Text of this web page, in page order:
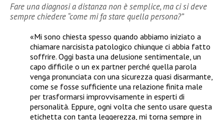
Fare una diagnosi a distanza non è semplice, ma ci si deve
sempre chiedere “come mi fa stare quella persona?”
«Mi sono chiesta spesso quando abbiamo iniziato a
chiamare narcisista patologico chiunque ci abbia fatto
soffrire. Oggi basta una delusione sentimentale, un
capo difficile o un ex partner perché quella parola
venga pronunciata con una sicurezza quasi disarmante,
come se fosse sufficiente una relazione finita male
per trasformarsi improvvisamente in esperti di
personalità. Eppure, ogni volta che sento usare questa
etichetta con tanta leggerezza, mi torna sempre in